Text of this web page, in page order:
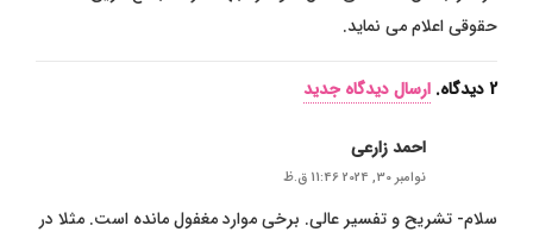
حقوقی اعلام می نماید.
2دیدگاه. ارسال دیدگاه جدید
احمد زارعی
نوامبر 30, 2024 11:46 ق.ظ
سلام- تشریح و تفسیر عالی. برخی موارد مغفول مانده است. مثلا در